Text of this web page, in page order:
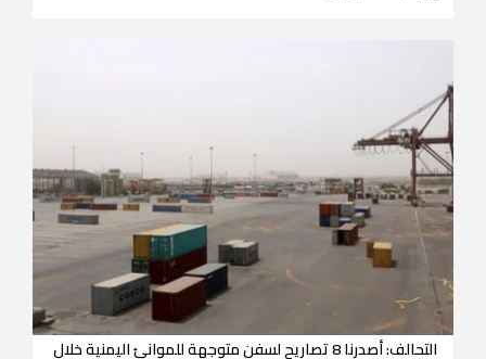
التحالف: أصدرنا 8 تصاريح لسفن متوجهة للموانئ اليمنية خلال